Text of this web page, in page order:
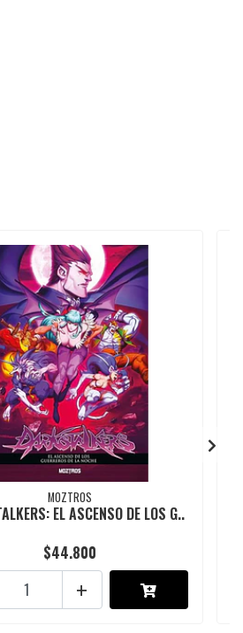
MOZTROS
EL ASCENSO DE LOS G..
$44.800
+